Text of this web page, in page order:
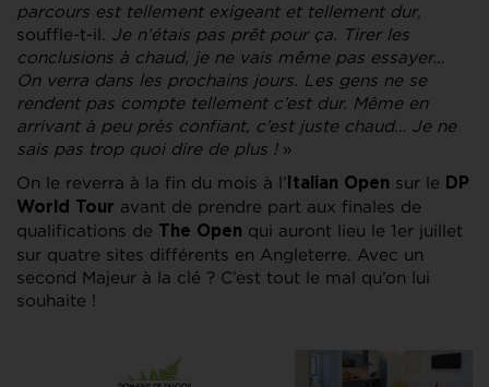
parcours est tellement exigeant et tellement dur,
souffle-t-il. Je n’étais pas prêt pour ça. Tirer les
conclusions à chaud, je ne vais même pas essayer…
On verra dans les prochains jours. Les gens ne se
rendent pas compte tellement c’est dur. Même en
arrivant à peu près confiant, c’est juste chaud… Je ne
sais pas trop quoi dire de plus !»
On le reverra à la fin du mois à l’ Italian Open sur le DP
World Tour avant de prendre part aux finales de
qualifications de
The Open qui auront lieu le 1er juillet
sur quatre sites différents en Angleterre. Avec un
second Majeur à la clé ? C’est tout le mal qu’on lui
souhaite !